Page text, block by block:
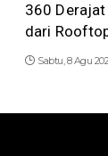
360 Derajat
dari
Sabtu, 8 Agu